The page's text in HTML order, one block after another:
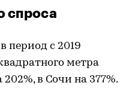
спроса
период с 2019
метра
в Сочи на 377%.